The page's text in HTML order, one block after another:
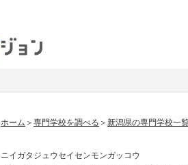
ホーム 専門学校を調べる 新潟県の専門学校一
ニイガタジュウセイセンモンガッコウ